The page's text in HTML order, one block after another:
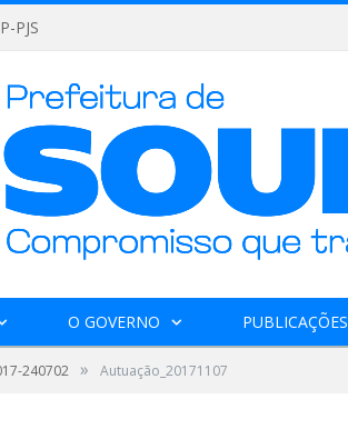
PJS
O GOVERNO PUBLICAÇÕES
240702 » Autuação_20171107